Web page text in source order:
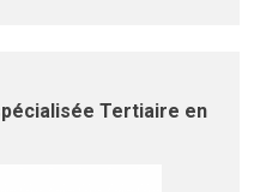
Tertiaire en